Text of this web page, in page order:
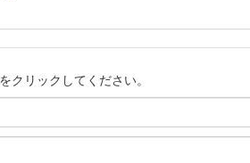
リックしてください。